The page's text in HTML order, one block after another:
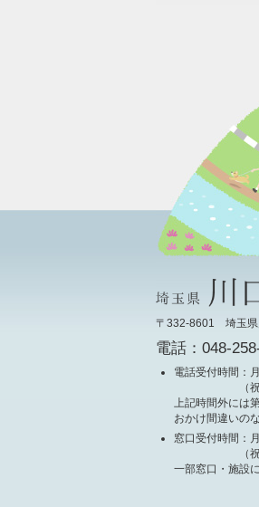
〒332-8601 埼玉県
電話：048-
電話受付時間 ：
（
上記時間外には
おかけ間違いの
窓口受付時間 ：
（
一部窓口・施設